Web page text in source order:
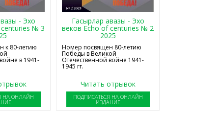
- Эхо
№ 3
к 80-летию
в 1941-
НА ОНЛАЙН
Гасырлар авазы - Эхо
веков Echo of centuries № 2
2025
Номер посвящен 80-летию
Победы в Великой
Отечественной войне 1941-
1945 гг.
Читать отрывок
ПОДПИСАТЬСЯ НА ОНЛАЙН
ИЗДАНИЕ